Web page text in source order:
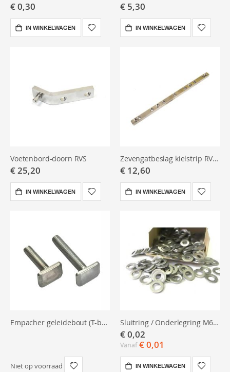
€ 0,30
IN WINKELWAGEN
€ 5,30
IN WINKELWAGEN
Voetenbord-doorn RVS
€ 25,20
IN WINKELWAGEN
Zevengatbeslag kielstrip RVS zonder schroefdraad
€ 12,60
IN WINKELWAGEN
Empacher geleidebout (T-bout) voor voetenbord – 26 mm / 36 mm
Niet op voorraad
Sluitring / Onderlegring M6 RVS
€ 0,02
Vanaf € 0,01
IN WINKELWAGEN